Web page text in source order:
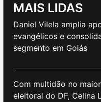
MAIS LIDAS
Daniel Vilela amplia
evangélicos e
segmento em Goiás
Com multidão no
eleitoral do DF, Celina